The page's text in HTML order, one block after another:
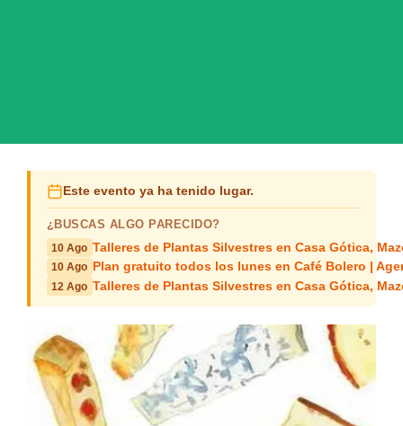
Este evento ya ha tenido lugar.
¿BUSCAS ALGO PARECIDO?
10 Ago Talleres de Plantas Silvestres en Casa Gótica,
10 Ago Plan gratuito todos los lunes en Café Bolero |
12 Ago Talleres de Plantas Silvestres en Casa Gótica,